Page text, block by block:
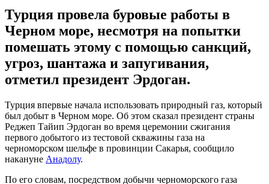
Турция провела буровые работы в
Черном море, несмотря на попытки
помешать этому с помощью санкций,
угроз, шантажа и запугивания,
отметил президент Эрдоган.
Турция впервые начала использовать природный газ, который
был добыт в Черном море. Об этом сказал президент страны
Реджеп Тайип Эрдоган во время церемонии сжигания
первого добытого из тестовой скважины газа на
черноморском шельфе в провинции Сакарья, сообщило
накануне Анадолу.
По его словам, посредством добычи черноморского газа